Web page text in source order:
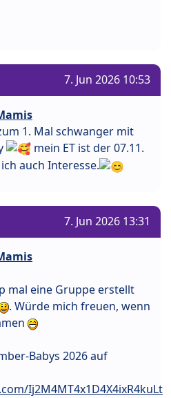
7. Jun 2026 10:53
1. Mal schwanger mit
mein ET ist der 07.11.
auch Interesse.
7. Jun 2026 13:31
mal eine Gruppe erstellt
. Würde mich freuen, wenn
Babys 2026 auf
Ij2M4MT4x1D4X4ixR4kuLt